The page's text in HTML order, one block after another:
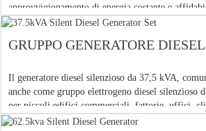
approvvigionamento di energia costante e
necessità. È la spina dorsale della tua ope
Il generatore diesel silenzioso da 37,5 kVA,
anche come gruppo elettrogeno diesel silenzioso
per piccoli edifici commerciali, fattorie, uffici,
siti di supporto telecom e pubbliche pubbliche